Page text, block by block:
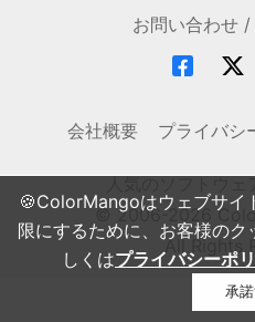
🍪ColorMangoはウェブサイ
限にするために、お客様の
しくはプライバシーポ
承
お問い合わせ /
会社概要 プライバシ
人気のソフトウェ
© 2006-2026
All Rights